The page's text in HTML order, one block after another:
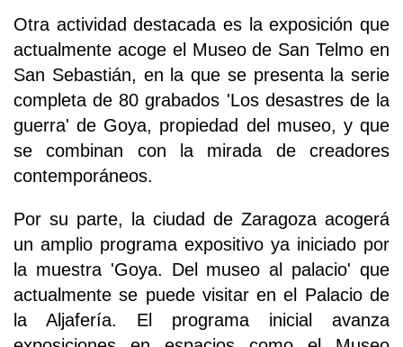
Otra actividad destacada es la exposición que
actualmente acoge el Museo de San Telmo en
San Sebastián, en la que se presenta la serie
completa de 80 grabados 'Los desastres de la
guerra' de Goya, propiedad del museo, y que
se combinan con la mirada de creadores
contemporáneos.
Por su parte, la ciudad de Zaragoza acogerá
un amplio programa expositivo ya iniciado por
la muestra 'Goya. Del museo al palacio' que
actualmente se puede visitar en el Palacio de
la Aljafería. El programa inicial avanza